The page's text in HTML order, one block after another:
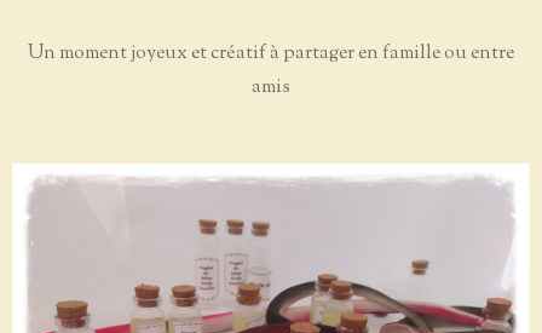
Un moment joyeux et créatif à partager en famille ou entre
amis